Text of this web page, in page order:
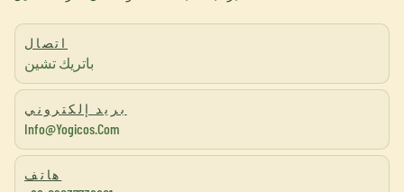
اتصال
باتريك تشين
بريد إلكتروني
Info@yogicos.com
هاتف